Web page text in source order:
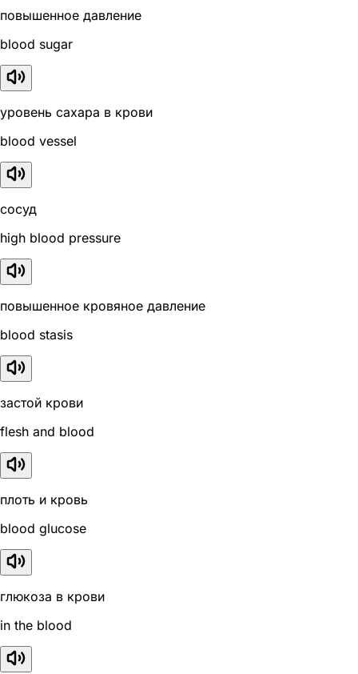
повышенное давление
blood sugar
уровень сахара в крови
blood vessel
сосуд
high blood pressure
повышенное кровяное давление
blood stasis
застой крови
flesh and blood
плоть и кровь
blood glucose
глюкоза в крови
in the blood